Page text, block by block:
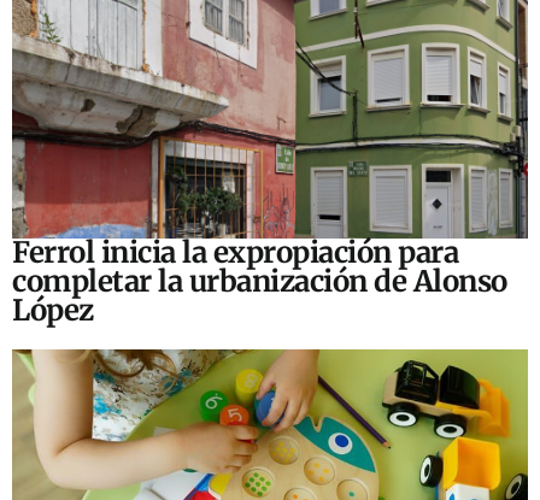
Ferrol inicia la expropiación para
completar la urbanización de Alonso
López